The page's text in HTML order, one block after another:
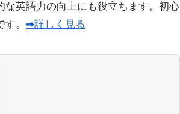
英語力の向上にも役立ちます。初心
。 ➡詳しく見る